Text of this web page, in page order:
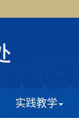
实践教学